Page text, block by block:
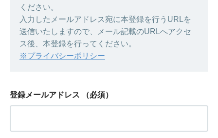
ください。
入力したメールアドレス宛に本登録を行うURLを
送信いたしますので、メール記載のURLへアクセ
ス後、本登録を行ってください。
※プライバシーポリシー
登録メールアドレス （必須）